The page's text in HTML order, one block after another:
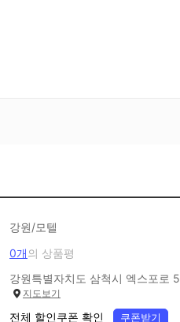
강원/모텔
0개의 상품평
강원특별자치도 삼척시 엑스포로 5
지도보기
전체 할인쿠폰 확인 쿠폰받기